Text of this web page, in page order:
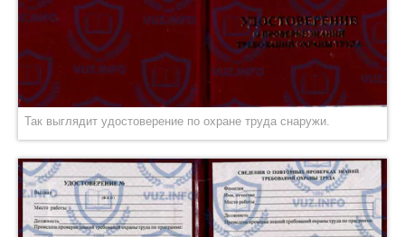
Так выглядит удостоверение по охране труда снаружи.